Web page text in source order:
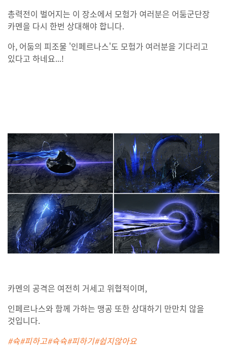
총력전이 벌어지는 이 장소에서 모험가 여러분은 어둠군단장
카멘을 다시 한번 상대해야 합니다.
아, 어둠의 피조물 '인페르나스'도 모험가 여러분을 기다리고
있다고 하네요...!
카멘의 공격은 여전히 거세고 위협적이며,
인페르나스와 함께 가하는 맹공 또한 상대하기 만만치 않을
것입니다.
#슉#피하고#슉슉#피하기#쉽지않아요